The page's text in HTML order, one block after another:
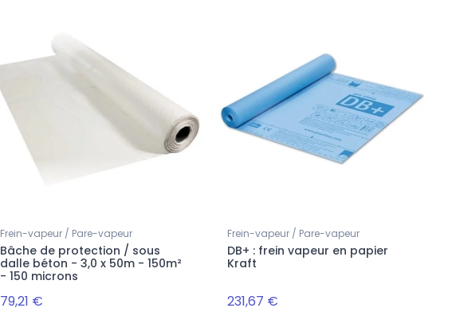
Frein-vapeur / Pare-vapeur
Bâche de protection / sous
dalle béton - 3,0 x 50m - 150m²
- 150 microns
79,21 €
Frein-vapeur / Pare-vapeur
DB+ : frein vapeur en papier
Kraft
231,67 €